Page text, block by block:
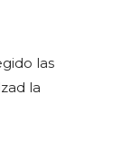
las
la